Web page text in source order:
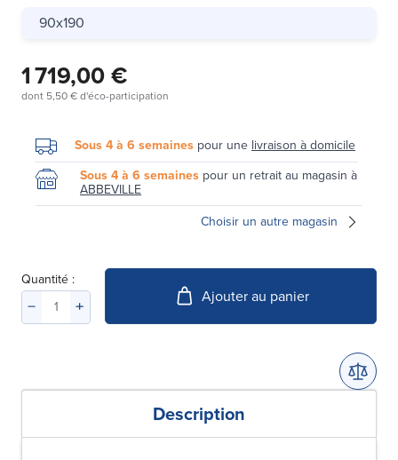
90x190
1 719,00 €
dont 5,50 €d'éco-participation
Sous 4 à 6 semaines pour unelivraison à domicile
Sous 4 à 6 semaines pour un retrait au magasin à
ABBEVILLE
Choisir un autre magasin
Quantité :
Ajouter au panier
Description